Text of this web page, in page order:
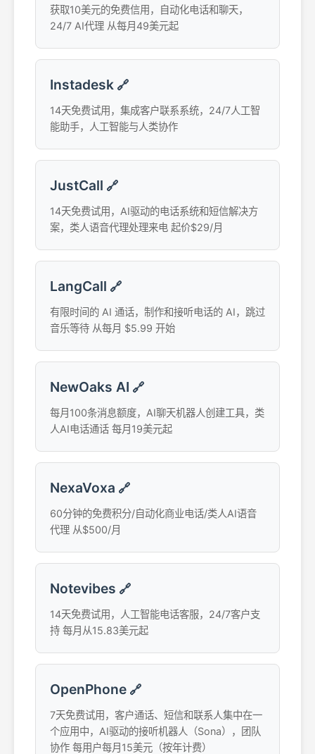
获取10美元的免费信用，自动化电话和聊天，
24/7 AI代理 从每月49美元起
Instadesk 🔗
14天免费试用，集成客户联系系统，24/7人工智
能助手，人工智能与人类协作
JustCall 🔗
14天免费试用，AI驱动的电话系统和短信解决方
案，类人语音代理处理来电 起价$29/月
LangCall 🔗
有限时间的 AI 通话，制作和接听电话的 AI，跳过
音乐等待 从每月 $5.99 开始
NewOaks AI 🔗
每月100条消息额度，AI聊天机器人创建工具，类
人AI电话通话 每月19美元起
NexaVoxa 🔗
60分钟的免费积分/自动化商业电话/类人AI语音
代理 从$500/月
Notevibes 🔗
14天免费试用，人工智能电话客服，24/7客户支
持 每月从15.83美元起
OpenPhone 🔗
7天免费试用，客户通话、短信和联系人集中在一
个应用中，AI驱动的接听机器人（Sona），团队
协作 每用户每月15美元（按年计费）